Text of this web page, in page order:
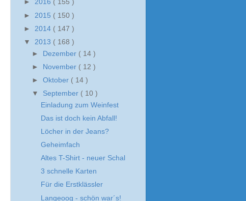
► 2016 ( 155 )
► 2015 ( 150 )
► 2014 ( 147 )
▼ 2013 ( 168 )
► Dezember ( 14 )
► November ( 12 )
►Oktober ( 14 )
▼ September ( 10 )
Einladung zum Weinfest
Das ist doch kein Abfall!
Löcher in der Jeans?
Geheimfach
Altes T-Shirt - neuer Schal
3 schnelle Karten
Für die Erstklässler
Langeoog - schön war´s!